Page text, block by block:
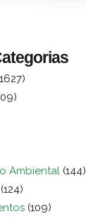
Ambiental (144)
(124)
(109)